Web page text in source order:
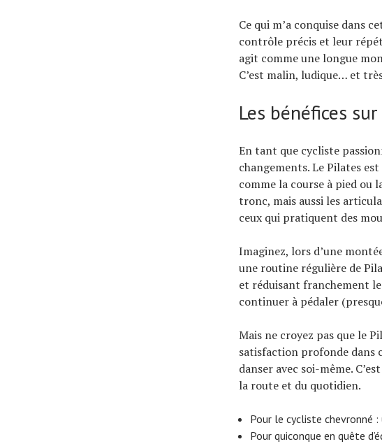
Ce qui m’a conquise dans
contrôle précis et leur
agit comme une longue
C’est malin, ludique… et
Les bénéfices
En tant que cycliste
changements. Le Pilates
comme la course à pied
tronc, mais aussi les
ceux qui pratiquent des
Imaginez, lors d’une
une routine régulière de
et réduisant franchement
continuer à pédaler
Mais ne croyez pas que le
satisfaction profonde dans
danser avec soi-même.
la route et du quotidien.
Pour le cycliste chevronné
Pour quiconque en quête